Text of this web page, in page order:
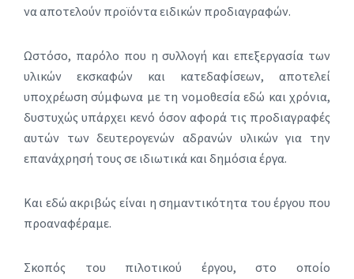
να αποτελούν προϊόντα ειδικών προδιαγραφών.
Ωστόσο, παρόλο που η συλλογή και επεξεργασία των
υλικών εκσκαφών και κατεδαφίσεων, αποτελεί
υποχρέωση σύμφωνα με τη νομοθεσία εδώ και χρόνια,
δυστυχώς υπάρχει κενό όσον αφορά τις προδιαγραφές
αυτών των δευτερογενών αδρανών υλικών για την
επανάχρησή τους σε ιδιωτικά και δημόσια έργα.
Και εδώ ακριβώς είναι η σημαντικότητα του έργου που
προαναφέραμε.
Σκοπός του πιλοτικού έργου, στο οποίο